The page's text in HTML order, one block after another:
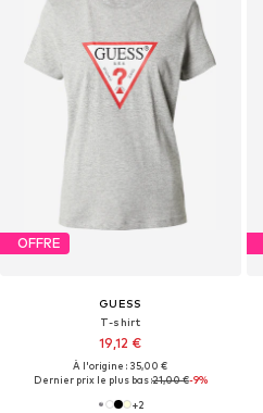
OFFRE
GUESS
T-shirt
19,12 €
À l'origine : 35,00 €
Dernier prix le plus bas :21,00 €-9%
+2